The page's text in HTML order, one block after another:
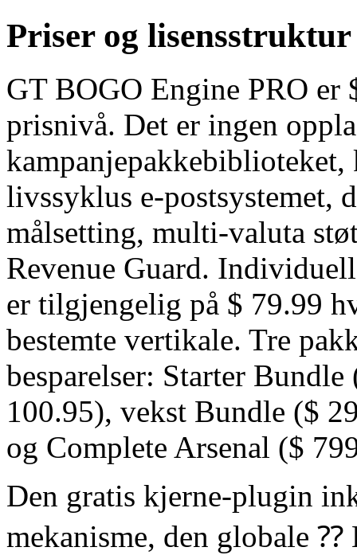
Priser og lisensstruktur
GT BOGO Engine PRO er
prisnivå. Det er ingen
kampanjepakkebiblioteket,
livssyklus e-postsystemet,
målsetting, multi-valuta
Revenue Guard.
er tilgjengelig på $ 79.99
bestemte vertikale. Tre
besparelser: Starter
100.95), vekst Bundle ($
og Complete Arsenal ($
Den gratis kjerne-plugin
mekanisme, den globale